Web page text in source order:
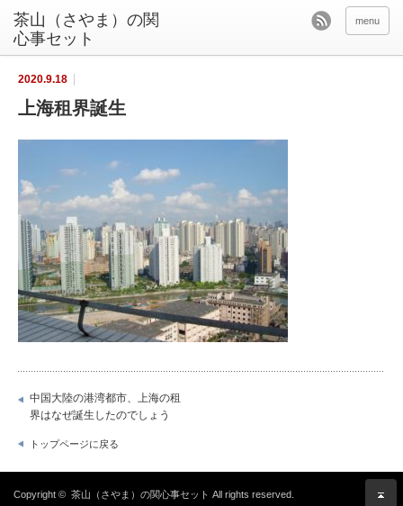
茶山（さやま）の関
心事セット
menu
2020.9.18
上海租界誕生
中国大陸の港湾都市、上海の租
界はなぜ誕生したのでしょう
トップページに戻る
Copyright © 茶山（さやま）の関心事セット All rights reserved.